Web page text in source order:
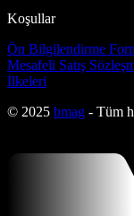
Koşullar
Ön Bilgilendirme
Mesafeli Satış
İlkeleri
© 2025 bmag - Tüm